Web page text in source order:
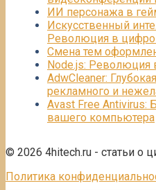
ИИ персонажа в
Искусственный
Революция в
Смена тем
Node.js: Революция
AdwCleaner:
рекламного и
Avast Free Antivirus:
вашего компьютера
© 2026 4hitech.ru - статьи о
Политика